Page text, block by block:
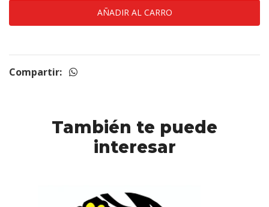
Compartir:
También te puede
interesar